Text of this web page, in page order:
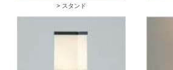
> スタンド